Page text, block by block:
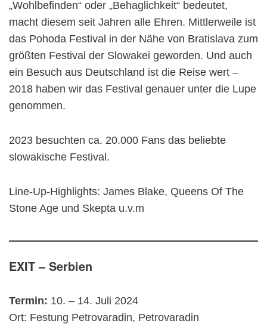
„Wohlbefinden“ oder „Behaglichkeit“ bedeutet,
macht diesem seit Jahren alle Ehren. Mittlerweile ist
das Pohoda Festival in der Nähe von Bratislava zum
größten Festival der Slowakei geworden. Und auch
ein Besuch aus Deutschland ist die Reise wert –
2018 haben wir das Festival genauer unter die Lupe
genommen.
2023 besuchten ca. 20.000 Fans das beliebte
slowakische Festival.
Line-Up-Highlights: James Blake, Queens Of The
Stone Age und Skepta u.v.m
EXIT – Serbien
Termin: 10. – 14. Juli 2024
Ort: Festung Petrovaradin, Petrovaradin